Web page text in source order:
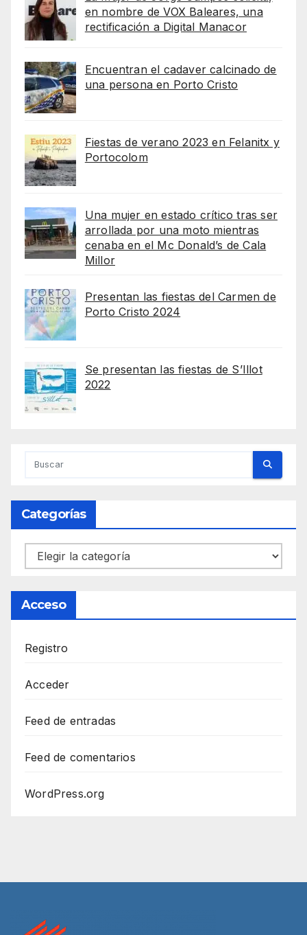
en nombre de VOX Baleares, una
rectificación a Digital Manacor
Encuentran el cadaver calcinado de
una persona en Porto Cristo
Fiestas de verano 2023 en Felanitx y
Portocolom
Una mujer en estado crítico tras ser
arrollada por una moto mientras
cenaba en el Mc Donald’s de Cala
Millor
Presentan las fiestas del Carmen de
Porto Cristo 2024
Se presentan las fiestas de S’Illot
2022
Categorías
Categorías
Acceso
Registro
Acceder
Feed de entradas
Feed de comentarios
WordPress.org